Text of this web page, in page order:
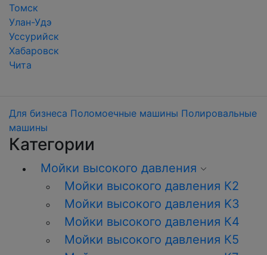
Томск
Улан-Удэ
Уссурийск
Хабаровск
Чита
Для бизнеса Поломоечные машины Полировальные
машины
Категории
Мойки высокого давления
Мойки высокого давления К2
Мойки высокого давления K3
Мойки высокого давления К4
Мойки высокого давления К5